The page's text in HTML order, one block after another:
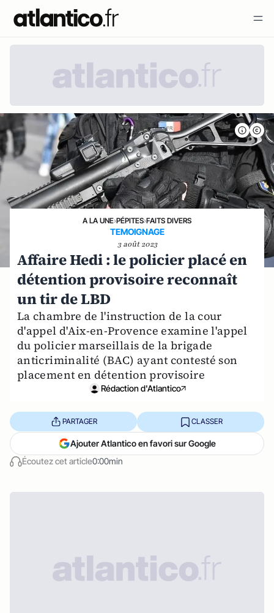
A LA UNE›PÉPITES›FAITS DIVERS
TEMOIGNAGE
3 août 2023
Affaire Hedi : le policier placé en
détention provisoire reconnaît
un tir de LBD
La chambre de l'instruction de la cour
d'appel d'Aix-en-Provence examine l'appel
du policier marseillais de la brigade
anticriminalité (BAC) ayant contesté son
placement en détention provisoire
Rédaction d'Atlantico
Écoutez cet article0:00min
PARTAGER CLASSER
Ajouter Atlantico en favori sur Google